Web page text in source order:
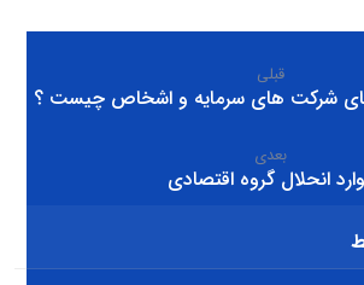
قبلی
شرکت های سرمایه و اشخاص چیست ؟
بعدی
انحلال گروه اقتصادی